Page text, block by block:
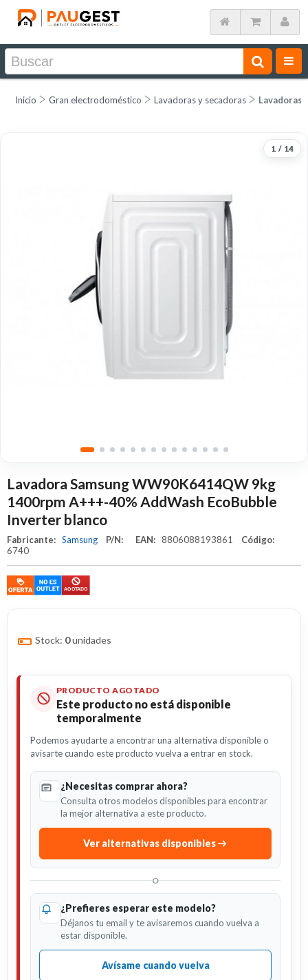
Inicio Gran electrodoméstico Lavadoras y secadoras Lavadoras
1 / 14
Lavadora Samsung WW90K6414QW 9kg
1400rpm A+++-40% AddWash EcoBubble
Inverter blanco
Fabricante: Samsung P/N: EAN: 8806088193861 Código:
6740
Stock: 0unidades
PRODUCTO AGOTADO
Este producto no está disponible
temporalmente
Podemos ayudarte a encontrar una alternativa disponible o
avisarte cuando este producto vuelva a entrar en stock.
¿Necesitas comprar ahora?
Consulta otros modelos disponibles para encontrar
la mejor alternativa a este producto.
Ver alternativas disponibles
O
¿Prefieres esperar este modelo?
Déjanos tu email y te avisaremos cuando vuelva a
estar disponible.
Avísame cuando vuelva